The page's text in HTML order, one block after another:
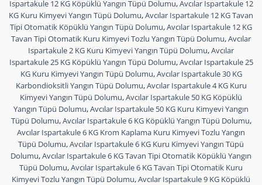
Ispartakule 12 KG Köpüklü Yangın Tüpü Dolumu,Avcılar Ispartakule 12
KG Kuru Kimyevi Yangın Tüpü Dolumu,Avcılar Ispartakule 12 KG Tavan
Tipi Otomatik Köpüklü Yangın Tüpü Dolumu,Avcılar Ispartakule 12 KG
Tavan Tipi Otomatik Kuru Kimyevi Tozlu Yangın Tüpü Dolumu,Avcılar
Ispartakule 2 KG Kuru Kimyevi Yangın Tüpü Dolumu,Avcılar
Ispartakule 25 KG Köpüklü Yangın Tüpü Dolumu,Avcılar Ispartakule 25
KG Kuru Kimyevi Yangın Tüpü Dolumu,Avcılar Ispartakule 30 KG
Karbondioksitli Yangın Tüpü Dolumu,Avcılar Ispartakule 4 KG Kuru
Kimyevi Yangın Tüpü Dolumu,Avcılar Ispartakule 50 KG Köpüklü
Yangın Tüpü Dolumu,Avcılar Ispartakule 50 KG Kuru Kimyevi Yangın
Tüpü Dolumu,Avcılar Ispartakule 6 KG Köpüklü Yangın Tüpü Dolumu,
Avcılar Ispartakule 6 KG Krom Kaplama Kuru Kimyevi Tozlu Yangın
Tüpü Dolumu,Avcılar Ispartakule 6 KG Kuru Kimyevi Yangın Tüpü
Dolumu,Avcılar Ispartakule 6 KG Tavan Tipi Otomatik Köpüklü Yangın
Tüpü Dolumu,Avcılar Ispartakule 6 KG Tavan Tipi Otomatik Kuru
Kimyevi Tozlu Yangın Tüpü Dolumu,Avcılar Ispartakule 9 KG Köpüklü